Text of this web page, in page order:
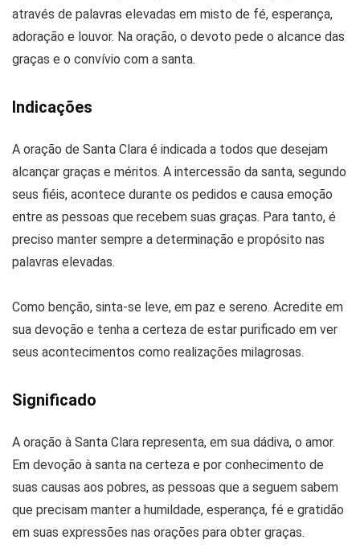
através de palavras elevadas em misto de fé, esperança,
adoração e louvor. Na oração, o devoto pede o alcance das
graças e o convívio com a santa.
Indicações
A oração de Santa Clara é indicada a todos que desejam
alcançar graças e méritos. A intercessão da santa, segundo
seus fiéis, acontece durante os pedidos e causa emoção
entre as pessoas que recebem suas graças. Para tanto, é
preciso manter sempre a determinação e propósito nas
palavras elevadas.
Como benção, sinta-se leve, em paz e sereno. Acredite em
sua devoção e tenha a certeza de estar purificado em ver
seus acontecimentos como realizações milagrosas.
Significado
A oração à Santa Clara representa, em sua dádiva, o amor.
Em devoção à santa na certeza e por conhecimento de
suas causas aos pobres, as pessoas que a seguem sabem
que precisam manter a humildade, esperança, fé e gratidão
em suas expressões nas orações para obter graças.